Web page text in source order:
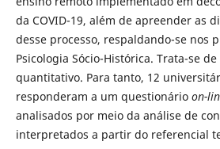
da COVID-19, além de apreender as
desse processo, respaldando-se nos
Psicologia Sócio-Histórica. Trata-se
quantitativo. Para tanto, 12
responderam a um questionário on-
analisados por meio da análise de
interpretados a partir do referencial